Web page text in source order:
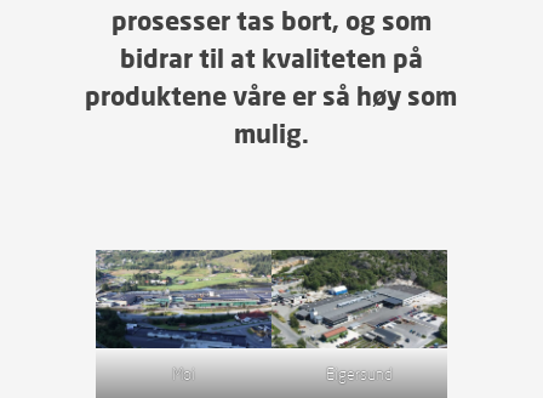
prosesser tas bort, og som
bidrar til at kvaliteten på
produktene våre er så høy som
mulig.
Moi Eigersund